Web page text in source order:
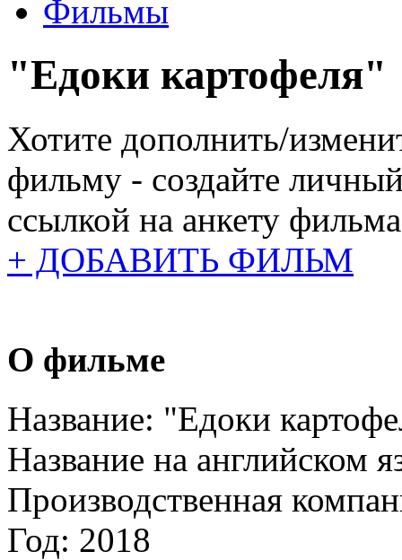
Фильмы
"Едоки картофеля"
Хотите дополнить/
фильму - создайте
ссылкой на анкету
+ ДОБАВИТЬ ФИЛЬМ
О фильме
Название: "Едоки
Название на английском
Производственная
Год: 2018